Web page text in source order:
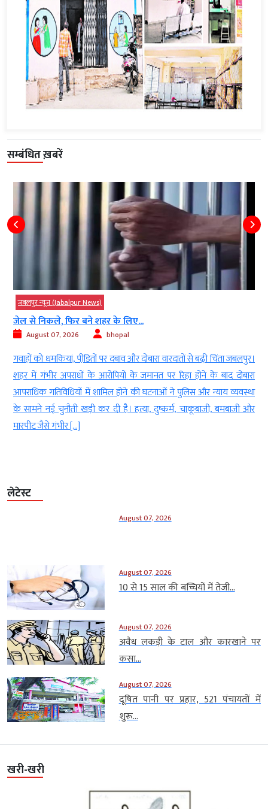
सम्बंधित ख़बरें
जबलपुर न्यूज़ (Jabalpur News)
जेल से निकले, फिर बने शहर के लिए...
August 07, 2026 bhopal
गवाहों को धमकियां, पीडि़तों पर दबाव और दोबारा वारदातों से बढ़ी चिंता जबलपुर।
शहर में गंभीर अपराधों के आरोपियों के जमानत पर रिहा होने के बाद दोबारा
आपराधिक गतिविधियों में शामिल होने की घटनाओं ने पुलिस और न्याय व्यवस्था
के सामने नई चुनौती खड़ी कर दी है। हत्या, दुष्कर्म, चाकूबाजी, बमबाजी और
मारपीट जैसे गंभीर […]
लेटेस्ट
August 07, 2026
August 07, 2026
10 से 15 साल की बच्चियों में तेजी...
August 07, 2026
अवैध लकड़ी के टाल और कारखाने पर
कसा...
August 07, 2026
दूषित पानी पर प्रहार, 521 पंचायतों में
शुरू...
खरी-खरी